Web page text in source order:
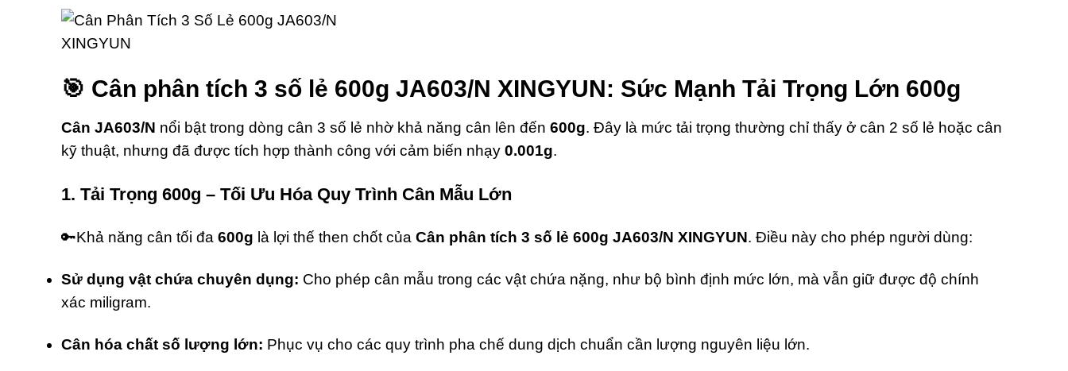
🎯 Cân phân tích 3 số lẻ 600g JA603/N XINGYUN: Sức Mạnh Tải Trọng Lớn 600g
Cân JA603/N nổi bật trong dòng cân 3 số lẻ nhờ khả năng cân lên đến 600g. Đây là mức tải trọng thường chỉ thấy ở cân 2 số lẻ hoặc cân
kỹ thuật, nhưng đã được tích hợp thành công với cảm biến nhạy 0.001g.
1. Tải Trọng 600g – Tối Ưu Hóa Quy Trình Cân Mẫu Lớn
🔑Khả năng cân tối đa 600g là lợi thế then chốt của Cân phân tích 3 số lẻ 600g JA603/N XINGYUN. Điều này cho phép người dùng:
Sử dụng vật chứa chuyên dụng: Cho phép cân mẫu trong các vật chứa nặng, như bộ bình định mức lớn, mà vẫn giữ được độ chính
xác miligram.
Cân hóa chất số lượng lớn: Phục vụ cho các quy trình pha chế dung dịch chuẩn cần lượng nguyên liệu lớn.